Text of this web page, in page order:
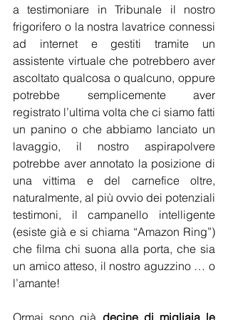
a testimoniare in Tribunale il nostro
frigorifero o la nostra lavatrice connessi
ad internet e gestiti tramite un
assistente virtuale che potrebbero aver
ascoltato qualcosa o qualcuno, oppure
potrebbe semplicemente aver
registrato l’ultima volta che ci siamo fatti
un panino o che abbiamo lanciato un
lavaggio, il nostro aspirapolvere
potrebbe aver annotato la posizione di
una vittima e del carnefice oltre,
naturalmente, al più ovvio dei potenziali
testimoni, il campanello intelligente
(esiste già e si chiama “Amazon Ring”)
che filma chi suona alla porta, che sia
un amico atteso, il nostro aguzzino … o
l’amante!
Ormai sono già decine di migliaia le